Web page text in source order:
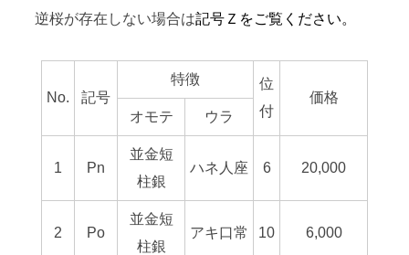
逆桜が存在しない場合は記号Ｚをご覧ください。
No. 記号
特徴
位
付
価格
オモテ
ウラ
1 Pn
並金短
柱銀
ハネ人座 6 20,000
2 Po
並金短
柱銀
アキ口常 10 6,000